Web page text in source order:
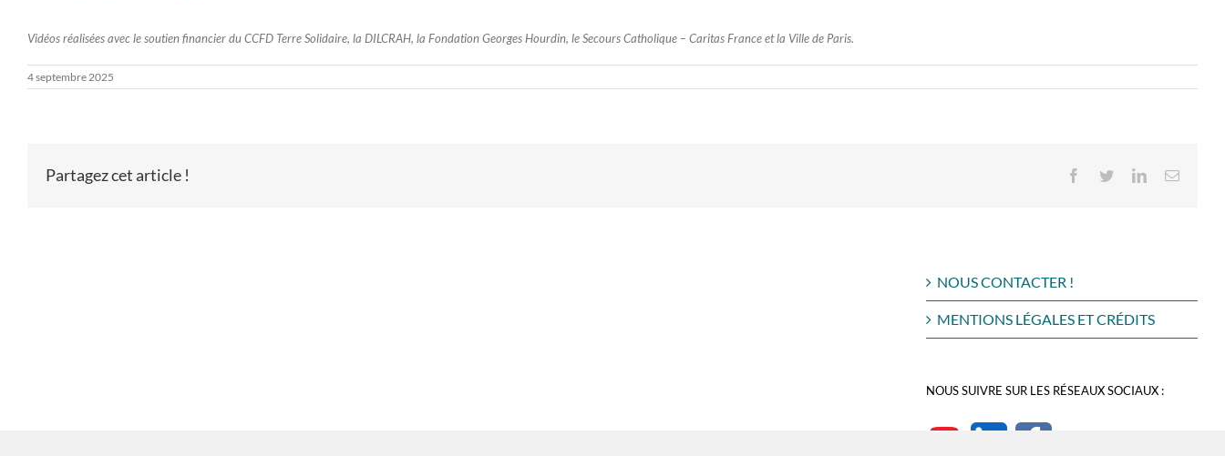
Vidéos réalisées avec le soutien financier duCCFD Terre Solidaire, la DILCRAH, la Fondation Georges Hourdin, le Secours Catholique – Caritas France et la Ville de Paris.
4 septembre 2025
Partagez cet article ! Facebook
TwitterLinkedInEmail
NOUS CONTACTER !
MENTIONS LÉGALES ET CRÉDITS
NOUS SUIVRE SUR LES RÉSEAUX SOCIAUX :